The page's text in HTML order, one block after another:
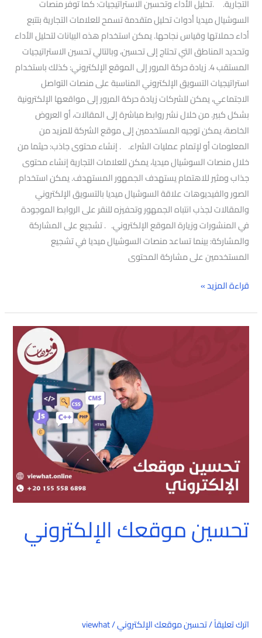
التجارية. .تحليل الأداء وتحسين الاستراتيجيات: كما توفر منصات
السوشيال ميديا أدوات تحليل متقدمة تسمح للعلامات التجارية بتتبع
أداء حملاتها وقياس نجاحها. يمكن استخدام هذه البيانات لتحليل الأداء
وتحديد المناطق التي تحتاج إلى تحسين، وبالتالي تحسين الاستراتيجيات
المستقب 4. زيادة حركة المرور إلى الموقع الإلكتروني: كذلك باستخدام
استراتيجيات التسويق الإلكتروني المناسبة على منصات التواصل
الاجتماعي، يمكن للشركات زيادة حركة المرور إلى مواقعها الإلكترونية
بشكل كبير. من خلال نشر روابط مباشرة إلى المقالات، أو العروض
الخاصة، يمكن توجيه المستخدمين إلى موقع الشركة للمزيد من
المعلومات أو لإتمام عمليات الشراء. . إنشاء محتوى جاذب: حيثما من
خلال منصات السوشيال ميديا، يمكن للعلامات التجارية إنشاء محتوى
جذاب ومثير للاهتمام يستهدف الجمهور المستهدف. يمكن استخدام
الصور والفيديوهات علاقة السوشيال ميديا بالتسويق الإلكتروني
والمقالات لجذب انتباه الجمهور وتحفيزه للنقر على الروابط الموجودة
في المنشورات وزيارة الموقع الإلكتروني. . تشجيع على المشاركة
والمشاركة: بينما تساعد منصات السوشيال ميديا في تشجيع
المستخدمين على مشاركة المحتوى
قراءة المزيد »
تحسين موقعك الإلكتروني
اترك تعليقاً/تحسين موقعك الإلكتروني/
viewhat